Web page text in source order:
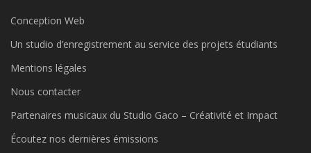
Conception Web
Un studio d’enregistrement au service des projets étudiants
Mentions légales
Nous contacter
Partenaires musicaux du Studio Gaco – Créativité et Impact
Écoutez nos dernières émissions